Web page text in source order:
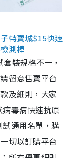
特賣城$15快速
測棒
裝規格不一，
留意售賣平台
及細則，大家
毒病快速抗原
通用名單，購
切以訂購平台